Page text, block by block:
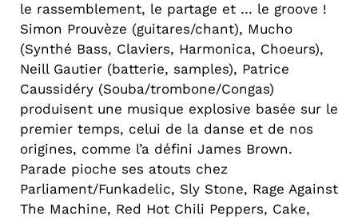
le rassemblement, le partage et … le groove !
Simon Prouvèze (guitares/chant), Mucho
(Synthé Bass, Claviers, Harmonica, Choeurs),
Neill Gautier (batterie, samples), Patrice
Caussidéry (Souba/trombone/Congas)
produisent une musique explosive basée sur le
premier temps, celui de la danse et de nos
origines, comme l’a défini James Brown.
Parade pioche ses atouts chez
Parliament/Funkadelic, Sly Stone, Rage Against
The Machine, Red Hot Chili Peppers, Cake,